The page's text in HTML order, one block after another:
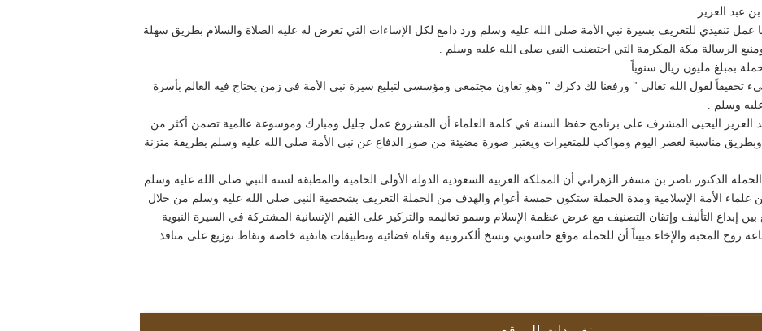
عبد العزيز .
عمل تنفيذي للتعريف بسيرة نبي الأمة صلى الله عليه وسلم ورد دامغ لكل الإساءات التي تعرض له عليه الصلاة والسلام بطريق سهلة
الرسالة مكة المكرمة التي احتضنت النبي صلى الله عليه وسلم .
بمبلغ مليون ريال سنوياً .
تحقيقاً لقول الله تعالى " ورفعنا لك ذكرك " وهو تعاون مجتمعي ومؤسسي لتبليغ سيرة نبي الأمة في زمن يحتاج فيه العالم بأسرة
وسلم .
اليحيى المشرف على برنامج حفظ السنة في كلمة العلماء أن المشروع عمل جليل ومبارك وموسوعة عالمية تضمن أكثر من
مناسبة لعصر اليوم ومواكب للمتغيرات ويعتبر صورة مضيئة من صور الدفاع عن نبي الأمة صلى الله عليه وسلم بطريقة متزنة
الدكتور ناصر بن مسفر الزهراني أن المملكة العربية السعودية الدولة الأولى الحامية والمطبقة لسنة النبي صلى الله عليه وسلم
الكتيب قرأه أكثر من 250 عالماً من علماء الأمة الإسلامية ومدة الحملة ستكون خمسة أعوام والهدف من الحملة التعريف بشخصية النبي صلى الله عليه وسلم من خلال
التأليف وإتقان التصنيف مع عرض عظمة الإسلام وسمو تعاليمه والتركيز على القيم الإنسانية المشتركة في السيرة النبوية
روح المحبة والإخاء مبيناً أن للحملة موقع حاسوبي ونسخ ألكترونية وقناة فضائية وتطبيقات هاتفية خاصة ونقاط توزيع على منافذ